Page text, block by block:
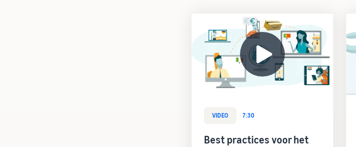
VIDEO 7:30
Best practices voor het